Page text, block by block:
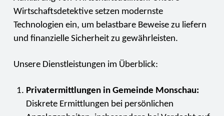
Wirtschaftsdetektive setzen modernste
Technologien ein, um belastbare Beweise zu liefern
und finanzielle Sicherheit zu gewährleisten.
Unsere Dienstleistungen im Überblick:
Privatermittlungen in Gemeinde Monschau:
Diskrete Ermittlungen bei persönlichen